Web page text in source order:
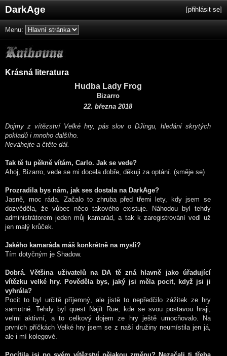
DarkAge [přihlásit se]
Menu:
Krásná literatura
Hudba Lady Frog
Bizarro
22. března 2018
Dojmy z vítězství Velké hry, pás slov o DJingu, hledání skrytých
pokladů i mnoho dalšího.
Neváhejte a čtěte dál.
Tak tě tu pěkně vítám, Carlo. Jak se vede?
Ahoj, Bizarro, vede se mi docela dobře, děkuji za optání. (směje se)
Prozradila bys nám, jak ses dostala na DarkAge?
Jasně, moc ráda. Začalo to zhruba před třemi lety, kdy jsem se
dozvěděla, že vůbec něco takového existuje. Náhodou byl tehdy
administrátorem jeden můj kamarád, a tak k zaregistrování vedl už
jen malý krůček.
Jakého kamaráda máš konkrétně na mysli?
Tím dotyčným je Shadow.
Dobrá. Většina uživatelů na DA tě zná hlavně jako úřadující
vítězku velké hry. Pověděla bys, jaký jsi měla pocit, když jsi ji
vyhrála?
Pocit to byl určitě příjemný, ale jistě to nepředčilo zážitek ze hry
samotné. Tehdy byl quest Najít Rue, kde se svou postavou hraji,
velmi aktivní, a to celkový dojem ze hry ještě umocňovalo. Na
prvních příčkách Velké hry jsem se z naší družiny neumístila jen já,
ale i mí kolegové.